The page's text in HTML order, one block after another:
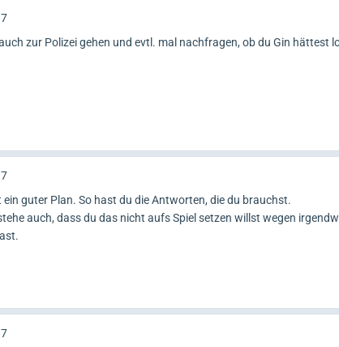
zur Polizei gehen und evtl. mal nachfragen, ob du Gin hättest
ein guter Plan. So hast du die Antworten, die du brauchst.
auch, dass du das nicht aufs Spiel setzen willst wegen